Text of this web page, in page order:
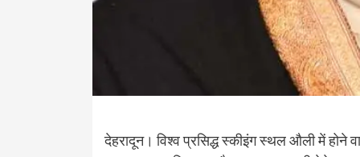
देहरादून। विश्व प्रसिद्ध स्कीइंग स्थल औली में होने